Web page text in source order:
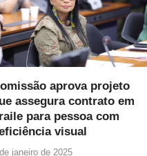
aprova projeto
assegura contrato em
para pessoa com
visual
janeiro de 2025